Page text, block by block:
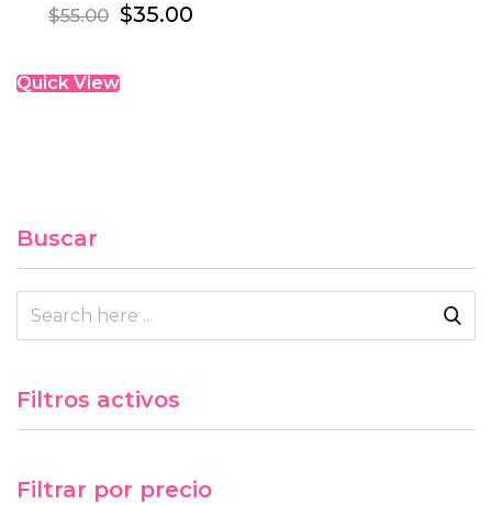
$55.00 $35.00
Quick View
Buscar
Filtros activos
Filtrar por precio